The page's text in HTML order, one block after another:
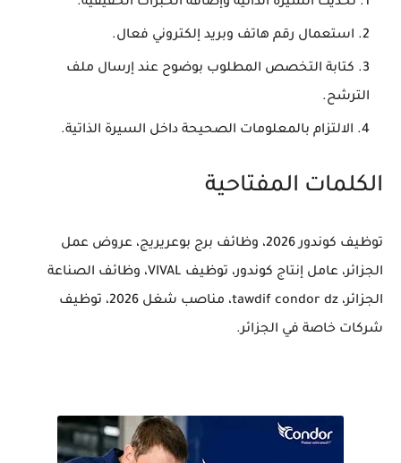
تحديث السيرة الذاتية وإضافة الخبرات الحقيقية.
استعمال رقم هاتف وبريد إلكتروني فعال.
كتابة التخصص المطلوب بوضوح عند إرسال ملف
الترشح.
الالتزام بالمعلومات الصحيحة داخل السيرة الذاتية.
الكلمات المفتاحية
توظيف كوندور 2026، وظائف برج بوعريريج، عروض عمل
الجزائر، عامل إنتاج كوندور، توظيف VIVAL، وظائف الصناعة
الجزائر، tawdif condor dz، مناصب شغل 2026، توظيف
شركات خاصة في الجزائر.